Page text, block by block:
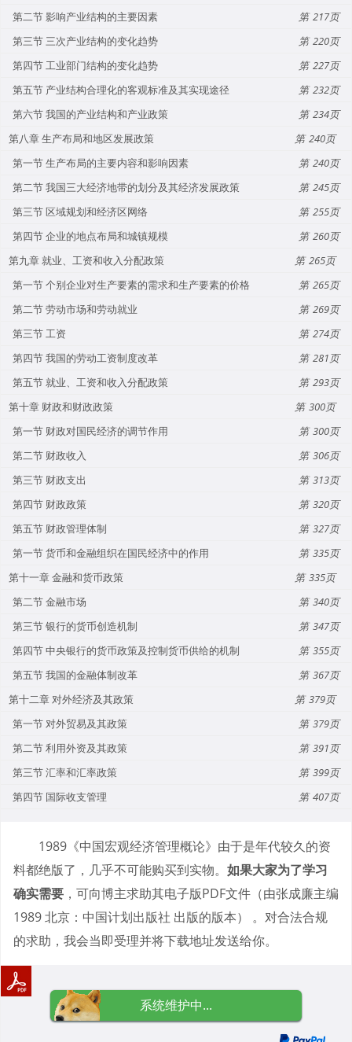
第二节 影响产业结构的主要因素
217
第三节 三次产业结构的变化趋势
220
第四节 工业部门结构的变化趋势
227
第五节 产业结构合理化的客观标准及其实现途径
232
第六节 我国的产业结构和产业政策
234
第八章 生产布局和地区发展政策
240
第一节 生产布局的主要内容和影响因素
240
第二节 我国三大经济地带的划分及其经济发展政策
245
第三节 区域规划和经济区网络
255
第四节 企业的地点布局和城镇规模
260
第九章 就业、工资和收入分配政策
265
第一节 个别企业对生产要素的需求和生产要素的价格
265
第二节 劳动市场和劳动就业
269
第三节 工资
274
第四节 我国的劳动工资制度改革
281
第五节 就业、工资和收入分配政策
293
第十章 财政和财政政策
300
第一节 财政对国民经济的调节作用
300
第二节 财政收入
306
第三节 财政支出
313
第四节 财政政策
320
第五节 财政管理体制
327
第一节 货币和金融组织在国民经济中的作用
335
第十一章 金融和货币政策
335
第二节 金融市场
340
第三节 银行的货币创造机制
347
第四节 中央银行的货币政策及控制货币供给的机制
355
第五节 我国的金融体制改革
367
第十二章 对外经济及其政策
379
第一节 对外贸易及其政策
379
第二节 利用外资及其政策
391
第三节 汇率和汇率政策
399
第四节 国际收支管理
407
1989《中国宏观经济管理概论》由于是年代较久的资
料都绝版了，几乎不可能购买到实物。 如果大家为了学习
确实需要 ，可向博主求助其电子版PDF文件（由张成廉主编
1989 北京：中国计划出版社 出版的版本） 。对合法合规
的求助，我会当即受理并将下载地址发送给你。
系统维护中...